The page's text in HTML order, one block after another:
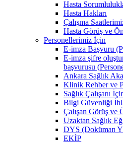
Hasta
Hasta Hakları
Çalışma
Hasta Görüş ve
Personellerimiz İçin
E-imza Başvuru
E-imza şifre
başvurusu
Ankara Sağlık
Klinik Rehber ve
Sağlık Çalışanı
Bilgi Güvenliği
Çalışan Görüş ve
Uzaktan Sağlık
DYS (Doküman
EKİP